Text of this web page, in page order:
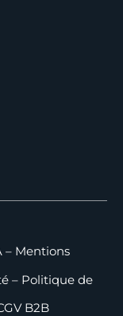
– Mentions
– Politique de
B2B